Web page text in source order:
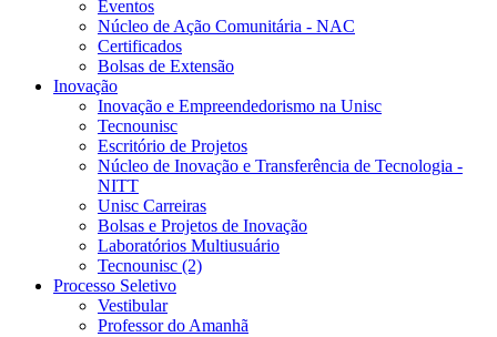
Eventos
Núcleo de Ação Comunitária - NAC
Certificados
Bolsas de Extensão
Inovação
Inovação e Empreendedorismo na Unisc
Tecnounisc
Escritório de Projetos
Núcleo de Inovação e Transferência de Tecnologia -
NITT
Unisc Carreiras
Bolsas e Projetos de Inovação
Laboratórios Multiusuário
Tecnounisc (2)
Processo Seletivo
Vestibular
Professor do Amanhã